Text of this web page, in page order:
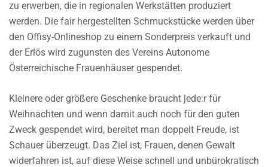
zu erwerben, die in regionalen Werkstätten produziert
werden. Die fair hergestellten Schmuckstücke werden über
den Offisy-Onlineshop zu einem Sonderpreis verkauft und
der Erlös wird zugunsten des Vereins Autonome
Österreichische Frauenhäuser gespendet.
Kleinere oder größere Geschenke braucht jede:r für
Weihnachten und wenn damit auch noch für den guten
Zweck gespendet wird, bereitet man doppelt Freude, ist
Schauer überzeugt. Das Ziel ist, Frauen, denen Gewalt
widerfahren ist, auf diese Weise schnell und unbürokratisch